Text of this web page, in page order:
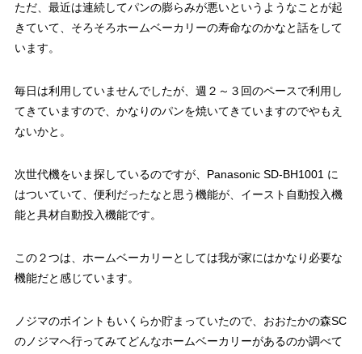
ただ、最近は連続してパンの膨らみが悪いというようなことが起
きていて、そろそろホームベーカリーの寿命なのかなと話をして
います。
毎日は利用していませんでしたが、週２～３回のペースで利用し
てきていますので、かなりのパンを焼いてきていますのでやもえ
ないかと。
次世代機をいま探しているのですが、Panasonic SD-BH1001 に
はついていて、便利だったなと思う機能が、イースト自動投入機
能と具材自動投入機能です。
この２つは、ホームベーカリーとしては我が家にはかなり必要な
機能だと感じています。
ノジマのポイントもいくらか貯まっていたので、おおたかの森SC
のノジマへ行ってみてどんなホームベーカリーがあるのか調べて